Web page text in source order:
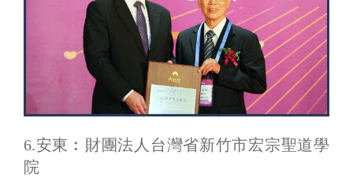
6.安東︰財團法人台灣省新竹市宏宗聖道學
院